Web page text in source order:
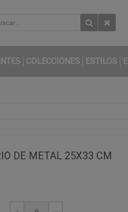
COLECCIONES ESTILOS
DE METAL 25X33 CM